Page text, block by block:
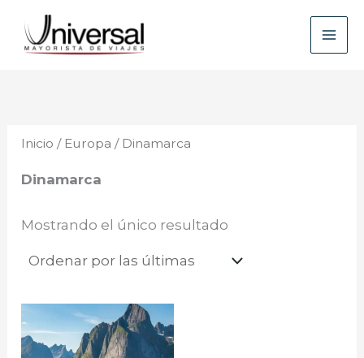
contenido
Inicio / Europa / Dinamarca
Dinamarca
Mostrando el único resultado
u
r